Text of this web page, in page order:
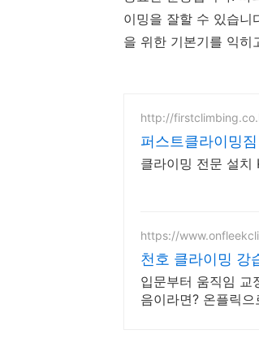
이밍을 잘할 수 있습니
을 위한 기본기를 익히
http://
퍼스트클라이밍
클라이밍 전문 설치
https://
천호 클라이밍 강
입문부터 움직임 교
음이라면? 온플릭